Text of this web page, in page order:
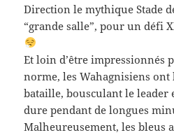
Direction le mythique Stade
“grande salle”, pour un défi
Et loin d’être impressionnés
norme, les Wahagnisiens
bataille, bousculant le
dure pendant de longues
Malheureusement, les bleus